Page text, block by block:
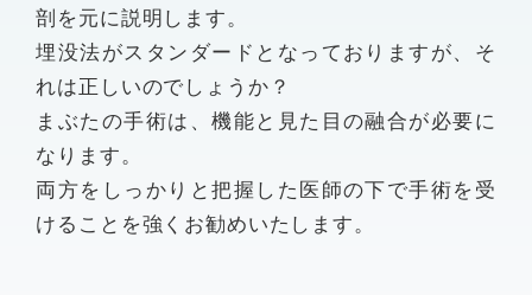
剖を元に説明します。
埋没法がスタンダードとなっておりますが、そ
れは正しいのでしょうか？
まぶたの手術は、機能と見た目の融合が必要に
なります。
両方をしっかりと把握した医師の下で手術を受
けることを強くお勧めいたします。